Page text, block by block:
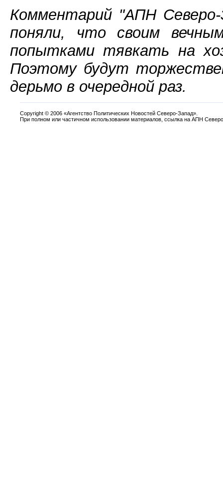
Комментарий "АПН
поняли, что своим
попытками тявкать на
Поэтому будут
дерьмо в очередной раз.
Copyright © 2006 «Агентство Политических Новостей Северо-Запад».
При полном или частичном использовании материалов, ссылка на АПН